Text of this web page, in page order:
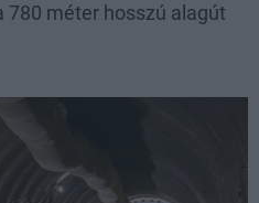
780 méter hosszú alagút